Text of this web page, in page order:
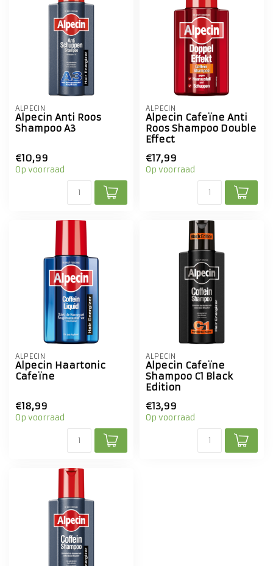
ALPECIN
Alpecin Anti Roos
Shampoo A3
€10,99
Op voorraad
ALPECIN
Alpecin Cafeïne Anti
Roos Shampoo Double
Effect
€17,99
Op voorraad
ALPECIN
Alpecin Haartonic
Cafeïne
€18,99
Op voorraad
ALPECIN
Alpecin Cafeïne
Shampoo C1 Black
Edition
€13,99
Op voorraad